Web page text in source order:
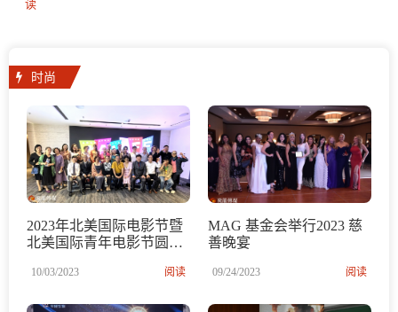
读
时尚
2023年北美国际电影节暨
北美国际青年电影节圆满
10/03/2023 阅读
MAG 基金会举行2023 慈
善晚宴
09/24/2023 阅读